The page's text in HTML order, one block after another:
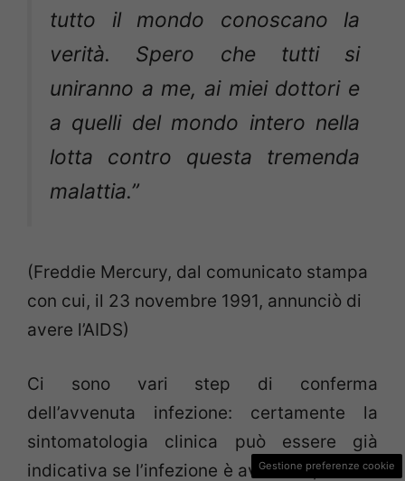
tutto il mondo conoscano la
verità. Spero che tutti si
uniranno a me, ai miei dottori e
a quelli del mondo intero nella
lotta contro questa tremenda
malattia.”
(Freddie Mercury, dal comunicato stampa
con cui, il 23 novembre 1991, annunciò di
avere l’AIDS)
Ci sono vari step di conferma
dell’avvenuta infezione: certamente la
sintomatologia clinica può essere già
indicativa se l’infezione è avanzata, ancora
Gestione preferenze cookie